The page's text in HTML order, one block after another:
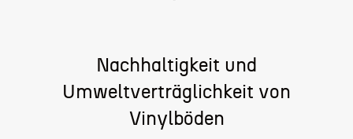
Nachhaltigkeit und
Umweltverträglichkeit von
Vinylböden